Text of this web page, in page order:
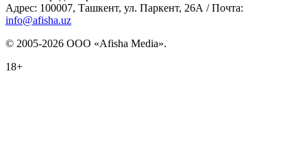
Адрес: 100007, Ташкент, ул. Паркент, 26А / Почта:
info@afisha.uz
© 2005-2026 ООО «Afisha Media».
18+